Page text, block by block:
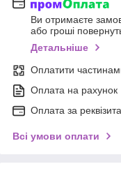
Ви отримаєте
або гроші
Детальніше
Оплатити
Оплата на рахунок
Оплата за
Всі умови оплати